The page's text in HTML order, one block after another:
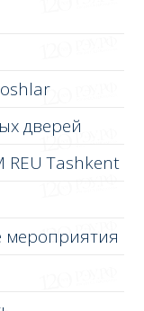
дверей
REU Tashkent
мероприятия